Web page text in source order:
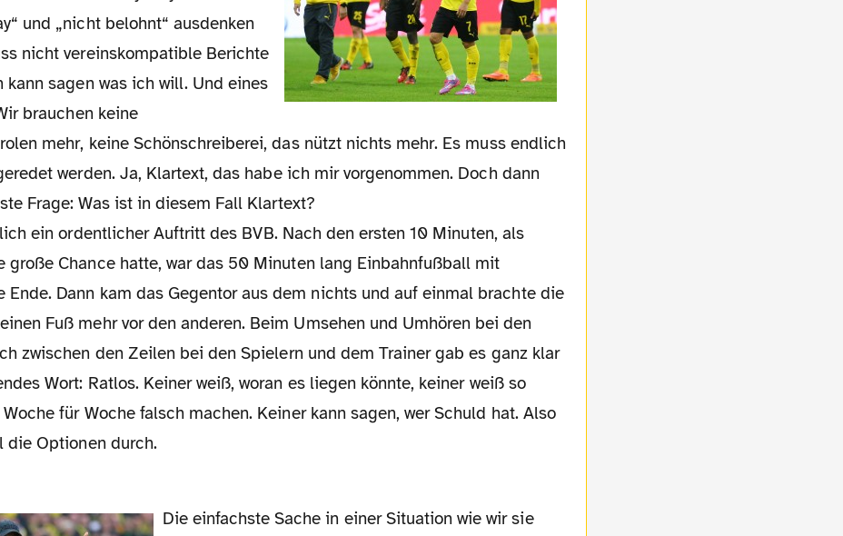
und „nicht belohnt“ ausdenken
nicht vereinskompatible Berichte
kann sagen was ich will. Und eines
brauchen keine
mehr, keine Schönschreiberei, das nützt nichts mehr. Es muss endlich
werden. Ja, Klartext, das habe ich mir vorgenommen. Doch dann
Frage: Was ist in diesem Fall Klartext?
ein ordentlicher Auftritt des BVB. Nach den ersten 10 Minuten, als
große Chance hatte, war das 50 Minuten lang Einbahnfußball mit
Ende. Dann kam das Gegentor aus dem nichts und auf einmal brachte die
Fuß mehr vor den anderen. Beim Umsehen und Umhören bei den
zwischen den Zeilen bei den Spielern und dem Trainer gab es ganz klar
Wort: Ratlos. Keiner weiß, woran es liegen könnte, keiner weiß so
für Woche falsch machen. Keiner kann sagen, wer Schuld hat. Also
die Optionen durch.
Die einfachste Sache in einer Situation wie wir sie